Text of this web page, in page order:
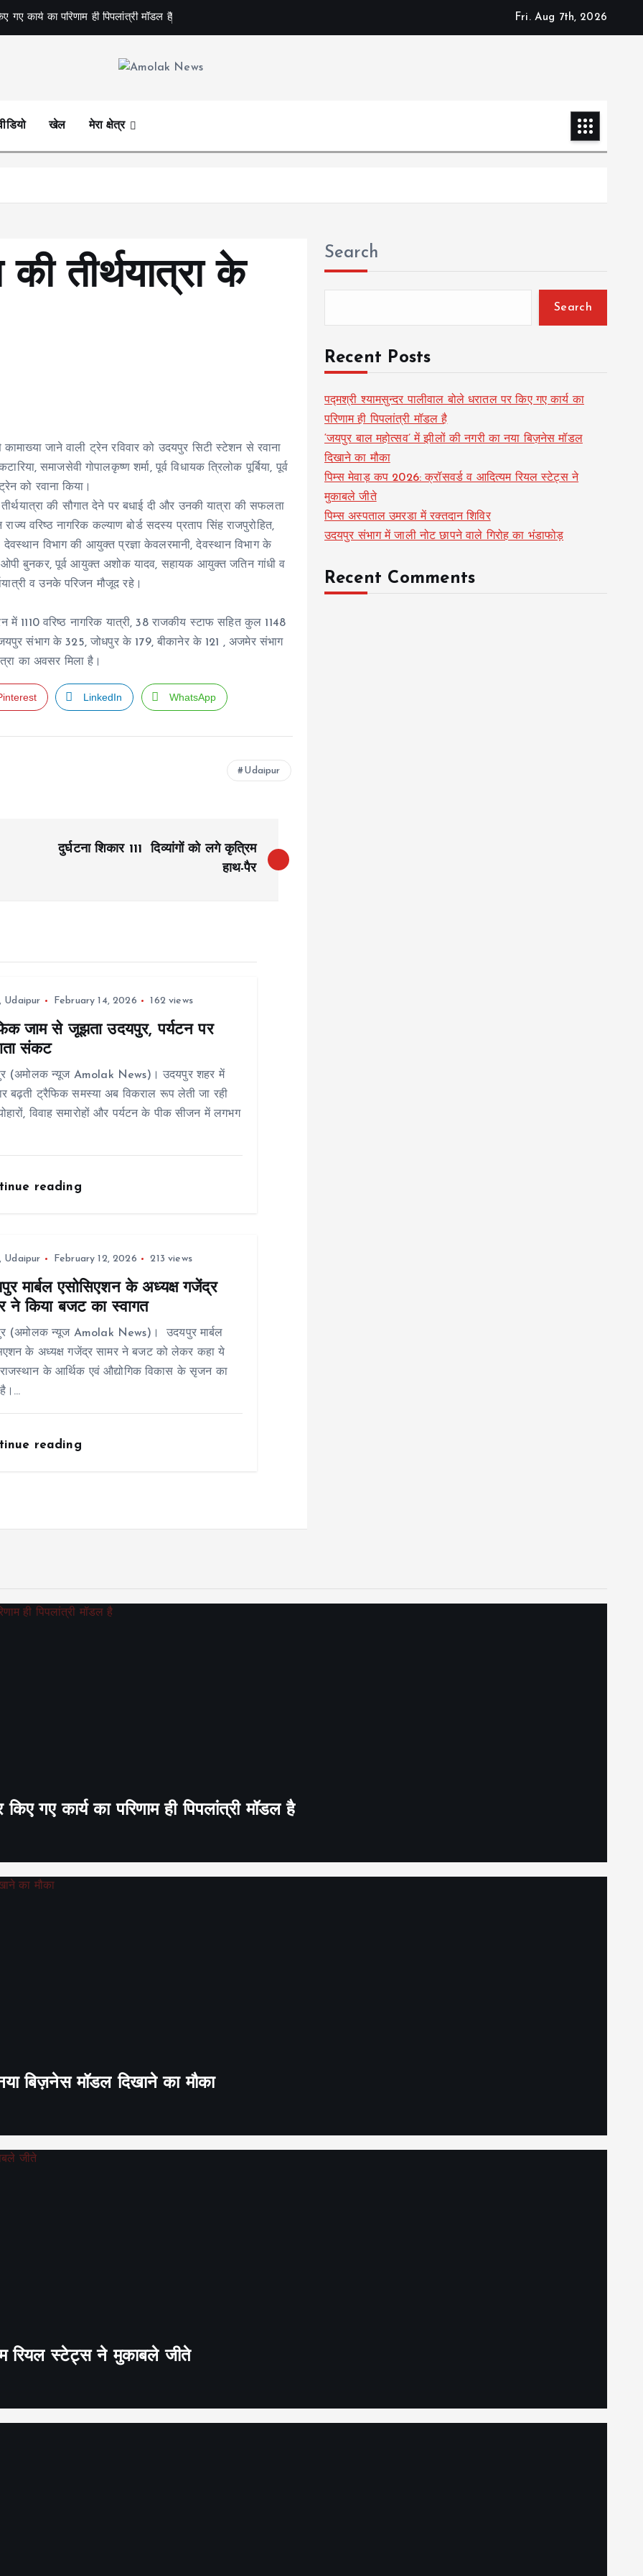
गए कार्य का परिणाम ही पिपलांत्री मॉडल है Fri. Aug 7th, 2026
खेल मेरा क्षेत्र
तीर्थयात्रा के
जाने वाली ट्रेन रविवार को उदयपुर सिटी स्टेशन से रवाना
समाजसेवी गोपालकृष्ण शर्मा, पूर्व विधायक त्रिलोक पूर्बिया, पूर्व
को रवाना किया।
तीर्थयात्रा की सौगात देने पर बधाई दी और उनकी यात्रा की सफलता
वरिष्ठ नागरिक कल्याण बोर्ड सदस्य प्रताप सिंह राजपुरोहित,
देवस्थान विभाग की आयुक्त प्रज्ञा केवलरमानी, देवस्थान विभाग के
बुनकर, पूर्व आयुक्त अशोक यादव, सहायक आयुक्त जतिन गांधी व
व उनके परिजन मौजूद रहे।
1110 वरिष्ठ नागरिक यात्री, 38 राजकीय स्टाफ सहित कुल 1148
संभाग के 325, जोधपुर के 179, बीकानेर के 121 , अजमेर संभाग
का अवसर मिला है।
LinkedIn WhatsApp
Udaipur
दुर्घटना शिकार 111 दिव्यांगों को लगे कृत्रिम
हाथ-पैर
Udaipur February 14, 2026 162 views
जाम से जूझता उदयपुर, पर्यटन पर
संकट
(अमोलक न्यूज Amolak News)। उदयपुर शहर में
बढ़ती ट्रैफिक समस्या अब विकराल रूप लेती जा रही
विवाह समारोहों और पर्यटन के पीक सीजन में लगभग
reading
Udaipur February 12, 2026 213 views
मार्बल एसोसिएशन के अध्यक्ष गजेंद्र
ने किया बजट का स्वागत
(अमोलक न्यूज Amolak News)। उदयपुर मार्बल
के अध्यक्ष गजेंद्र सामर ने बजट को लेकर कहा ये
के आर्थिक एवं औद्योगिक विकास के सृजन का
reading
Search
Search
Recent Posts
पद्मश्री श्यामसुन्दर पालीवाल बोले धरातल पर किए गए कार्य का
परिणाम ही पिपलांत्री मॉडल है
‘जयपुर बाल महोत्सव’ में झीलों की नगरी का नया बिज़नेस मॉडल
दिखाने का मौका
पिम्स मेवाड़ कप 2026: क्रॉसवर्ड व आदित्यम रियल स्टेट्स ने
मुकाबले जीते
पिम्स अस्पताल उमरडा में रक्तदान शिविर
उदयपुर संभाग में जाली नोट छापने वाले गिरोह का भंडाफोड़
Recent Comments
गए कार्य का परिणाम ही पिपलांत्री मॉडल है
बिज़नेस मॉडल दिखाने का मौका
रियल स्टेट्स ने मुकाबले जीते